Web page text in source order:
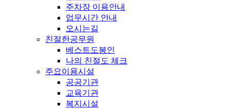
주차장 이용안내
업무시간 안내
오시는길
친절한공무원
베스트도봉인
나의 친절도 체크
주요이용시설
공공기관
교육기관
복지시설